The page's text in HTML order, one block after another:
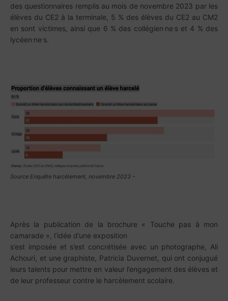
des questionnaires remplis au mois de novembre 2023 par les
élèves du CE2 à la terminale, 5 % des élèves du CE2 au CM2
en sont victimes, ainsi que 6 % des collégien.ne.s et 4 % des
lycéen.ne.s.
Source Enquête harcèlement, novembre 2023 –
Après la publication de la brochure « Touche pas à mon
camarade », l’idée d’une exposition
s’est imposée et s’est concrétisée avec un photographe, Ali
Achouri, et une graphiste, Patricia Duvernet, qui ont conjugué
leurs talents pour mettre en valeur l’engagement des élèves et
de leur professeur contre le harcèlement scolaire.